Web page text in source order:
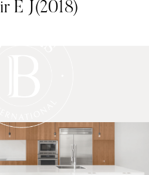
E J(2018)